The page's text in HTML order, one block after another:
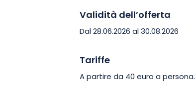
Validità dell’offerta
Dal 28.06.2026 al 30.08.2026
Tariffe
A partire da 40 euro a persona.